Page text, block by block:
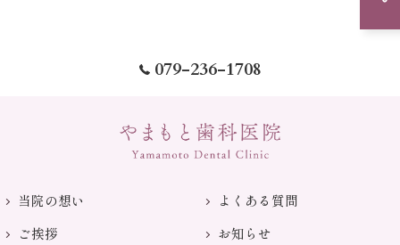
079-236-1708
当院の想い
よくある質問
ご挨拶
お知らせ